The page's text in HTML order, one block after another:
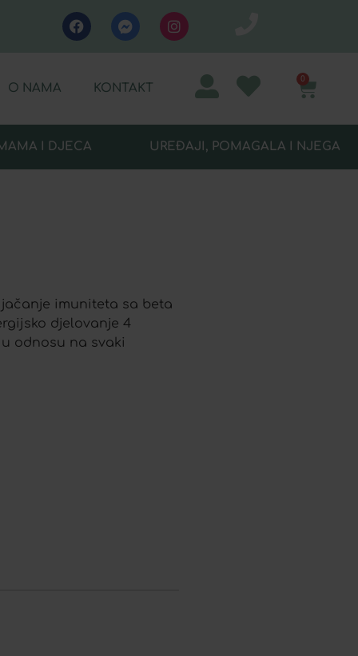
O NAMA KONTAKT
0
I DJECA UREĐAJI, POMAGALA I NJEGA
imuniteta sa beta
djelovanje 4
odnosu na svaki